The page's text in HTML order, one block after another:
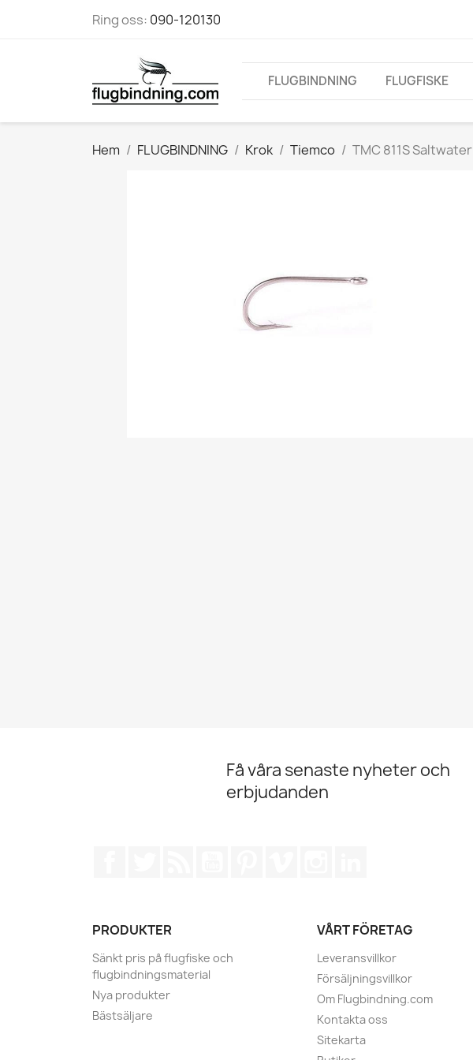
Ring oss: 090-120130
FLUGBINDNING FLUGFISKE
Hem FLUGBINDNING Krok Tiemco TMC 811S Saltwater
Få våra senaste nyheter och
erbjudanden
PRODUKTER
Sänkt pris på flugfiske och
flugbindningsmaterial
Nya produkter
Bästsäljare
VÅRT FÖRETAG
Leveransvillkor
Försäljningsvillkor
Om Flugbindning.com
Kontakta oss
Sitekarta